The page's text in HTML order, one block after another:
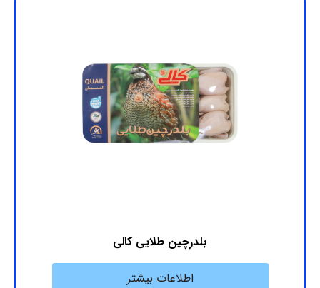
بلدرچین طلایی کالی
اطلاعات بیشتر